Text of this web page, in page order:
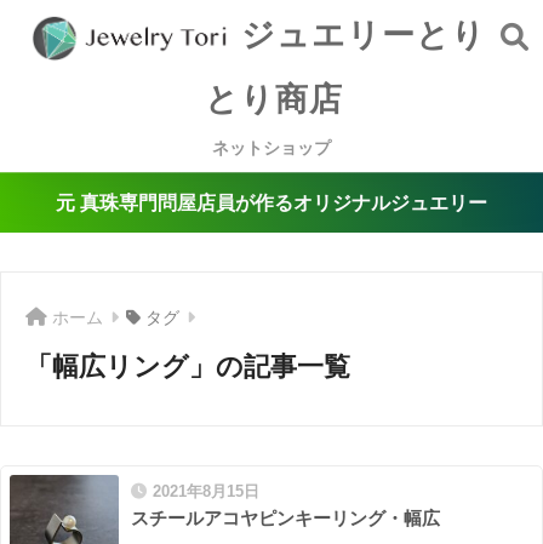
ジュエリーとり
とり商店
ネットショップ
元 真珠専門問屋店員が作るオリジナルジュエリー
ホーム タグ
「幅広リング」の記事一覧
2021年8月15日
スチールアコヤピンキーリング・幅広